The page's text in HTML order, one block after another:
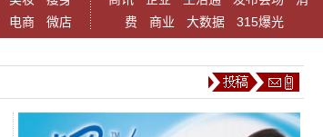
电商 微店
费
商业 大数据 315爆光